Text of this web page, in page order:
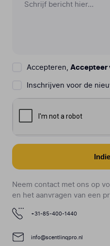
Accepteren, Accepteer
Inschrijven voor de
Neem contact met ons op
en het aanvragen van een
+31-85-400-1440
info@scentlinqpro.nl